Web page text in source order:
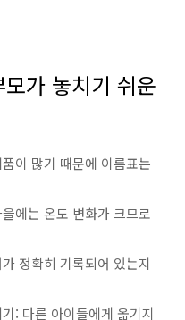
가 놓치기 쉬운
이 많기 때문에 이름표는
에는 온도 변화가 크므로
정확히 기록되어 있는지
: 다른 아이들에게 옮기지